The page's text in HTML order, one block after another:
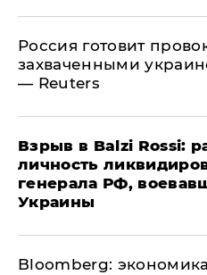
​Россия готовит
захваченными
— Reuters
​Взрыв в Balzi Rossi:
личность
генерала РФ,
Украины
Bloomberg: